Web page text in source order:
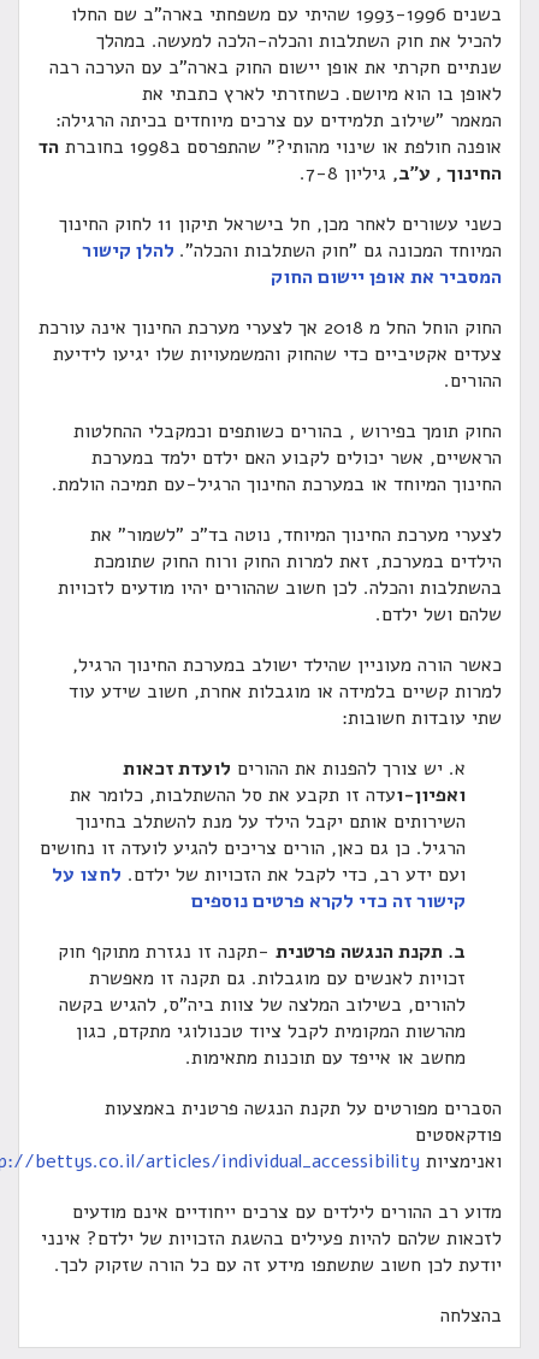
בשנים 1993-1996 שהיתי עם משפחתי בארה"ב שם החלו
את חוק השתלבות והכלה-הלכה למעשה. במהלך
חקרתי את אופן יישום החוק בארה"ב עם הערכה רבה
בו הוא מיושם. כשחזרתי לארץ כתבתי את
"שילוב תלמידים עם צרכים מיוחדים בכיתה הרגילה:
חולפת או שינוי מהותי?" שהתפרסם ב1998 בחוברת
הד
, ע"ב, גיליון 7-8.
כשני עשורים לאחר מכן, חל בישראל תיקון 11 לחוק החינוך
המכונה גם "חוק השתלבות והכלה".להלן קישור
את אופן יישום החוק
החוק הוחל החל מ 2018 אך לצערי מערכת החינוך אינה עורכת
אקטיביים כדי שהחוק והמשמעויות שלו יגיעו לידיעת
תומך בפירוש , בהורים כשותפים וכמקבלי ההחלטות
אשר יכולים לקבוע האם ילדם ילמד במערכת
המיוחד או במערכת החינוך הרגיל-עם תמיכה הולמת.
מערכת החינוך המיוחד, נוטה בד"כ "לשמור" את
במערכת, זאת למרות החוק ורוח החוק שתומכת
והכלה. לכן חשוב שההורים יהיו מודעים לזכויות
ושל ילדם.
הורה מעוניין שהילד ישולב במערכת החינוך הרגיל,
קשיים בלמידה או מוגבלות אחרת, חשוב שידע עוד
עובדות חשובות:
א. יש צורך להפנות את ההוריםלועדת זכאות
ואפיון-ועדה זו תקבע את סל ההשתלבות, כלומר את
השירותים אותם יקבל הילד על מנת להשתלב בחינוך
הרגיל. כן גם כאן, הורים צריכים להגיע לועדה זו נחושים
ועם ידע רב, כדי לקבל את הזכויות של ילדם.לחצו על
קישור זה כדי לקרא פרטים נוספים
ב. תקנת הנגשה פרטנית-תקנה זו נגזרת מתוקף חוק
זכויות לאנשים עם מוגבלות. גם תקנה זו מאפשרת
להורים, בשילוב המלצה של צוות ביה"ס, להגיש בקשה
מהרשות המקומית לקבל ציוד טכנולוגי מתקדם, כגון
מחשב או אייפד עם תוכנות מתאימות.
מפורטים על תקנת הנגשה פרטנית באמצעות
http://bettys.co.il/articles/individual_accessibility/
רב ההורים לילדים עם צרכים ייחודיים אינם מודעים
שלהם להיות פעילים בהשגת הזכויות של ילדם? אינני
לכן חשוב שתשתפו מידע זה עם כל הורה שזקוק לכך.